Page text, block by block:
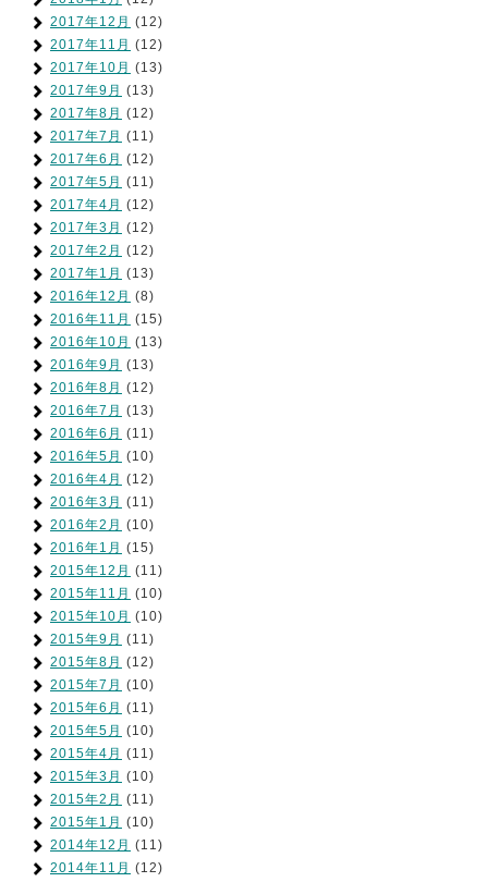
2017年12月 (12)
2017年11月 (12)
2017年10月 (13)
2017年9月 (13)
2017年8月 (12)
2017年7月 (11)
2017年6月 (12)
2017年5月 (11)
2017年4月 (12)
2017年3月 (12)
2017年2月 (12)
2017年1月 (13)
2016年12月 (8)
2016年11月 (15)
2016年10月 (13)
2016年9月 (13)
2016年8月 (12)
2016年7月 (13)
2016年6月 (11)
2016年5月 (10)
2016年4月 (12)
2016年3月 (11)
2016年2月 (10)
2016年1月 (15)
2015年12月 (11)
2015年11月 (10)
2015年10月 (10)
2015年9月 (11)
2015年8月 (12)
2015年7月 (10)
2015年6月 (11)
2015年5月 (10)
2015年4月 (11)
2015年3月 (10)
2015年2月 (11)
2015年1月 (10)
2014年12月 (11)
2014年11月 (12)